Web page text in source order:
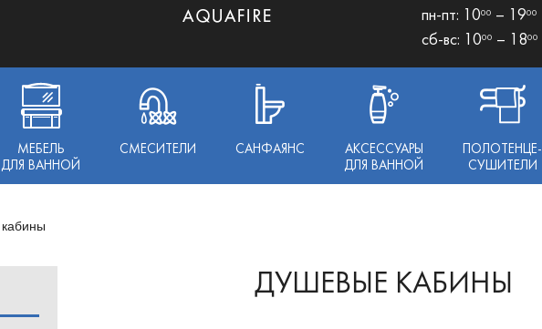
пн-пт: 1000 – 1900
сб-вс: 1000 – 1800
МЕБЕЛЬ
ДЛЯ ВАННОЙ
СМЕСИТЕЛИ САНФАЯНС
АКСЕССУАРЫ
ДЛЯ ВАННОЙ
ПОЛОТЕНЦЕ-
СУШИТЕЛИ
ДУШЕВЫЕ КАБИНЫ